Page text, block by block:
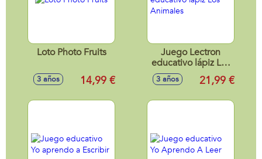
Loto Photo Fruits
3 años 14,99 €
Juego Lectron
educativo lápiz Los
Animales
3 años 21,99 €